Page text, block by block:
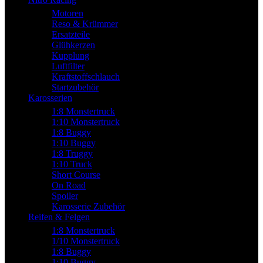
Motoren
Reso & Krümmer
Ersatzteile
Glühkerzen
Kupplung
Luftfilter
Kraftstoffschlauch
Startzubehör
Karosserien
1:8 Monstertruck
1:10 Monstertruck
1:8 Buggy
1:10 Buggy
1:8 Truggy
1:10 Truck
Short Course
On Road
Spoiler
Karosserie Zubehör
Reifen & Felgen
1:8 Monstertruck
1/10 Monstertruck
1:8 Buggy